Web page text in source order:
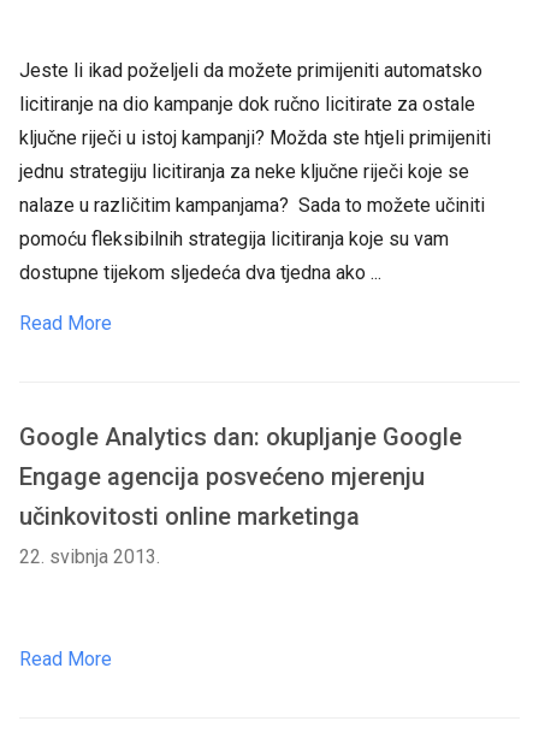
Jeste li ikad poželjeli da možete primijeniti automatsko
licitiranje na dio kampanje dok ručno licitirate za ostale
ključne riječi u istoj kampanji? Možda ste htjeli primijeniti
jednu strategiju licitiranja za neke ključne riječi koje se
nalaze u različitim kampanjama? Sada to možete učiniti
pomoću fleksibilnih strategija licitiranja koje su vam
dostupne tijekom sljedeća dva tjedna ako ...
Read More
Google Analytics dan: okupljanje Google
Engage agencija posvećeno mjerenju
učinkovitosti online marketinga
22. svibnja 2013.
Read More